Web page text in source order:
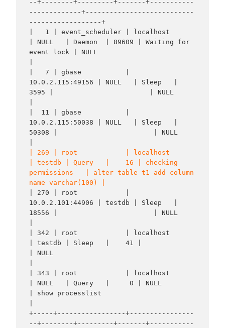
--+--------+---------+-------+-----------
-------------+---------------------------
------------------+
|   1 | event_scheduler | localhost
| NULL   | Daemon  | 89609 | Waiting for
event lock | NULL
|   7 | gbase           |
10.0.2.115:49156 | NULL   | Sleep   |
3595 |                        | NULL
|  11 | gbase           |
10.0.2.115:50038 | NULL   | Sleep   |
50308 |                        | NULL
| 269 | root            | localhost
| testdb | Query   |    16 | checking
permissions   | alter table t1 add column
name varchar(100) |
| 270 | root            |
10.0.2.101:44906 | testdb | Sleep   |
18556 |                        | NULL
| 342 | root            | localhost
| testdb | Sleep   |    41 |
| NULL
| 343 | root            | localhost
| NULL   | Query   |     0 | NULL
| show processlist
+-----+-----------------+----------------
--+--------+---------+-------+-----------